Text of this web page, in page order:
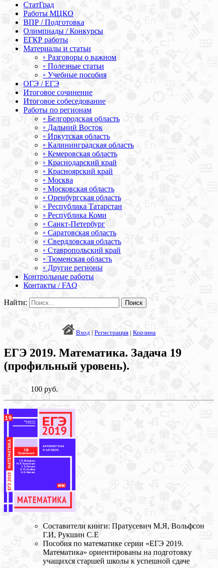
СтатГрад
Работы МЦКО
ВПР / Подготовка
Олимпиады / Конкурсы
ЕГКР работы
Материалы и статьи
◦ Разговоры о важном
◦ Полезные статьи
◦ Учебные пособия
ОГЭ / ЕГЭ
Итоговое сочинение
Итоговое собеседование
Работы по регионам
◦ Белгородская область
◦ Дальний Восток
◦ Иркутская область
◦ Калининградская область
◦ Кемеровская область
◦ Краснодарский край
◦ Красноярский край
◦ Москва
◦ Московская область
◦ Оренбургская область
◦ Республика Татарстан
◦ Республика Коми
◦ Санкт-Петербург
◦ Саратовская область
◦ Свердловская область
◦ Ставропольский край
◦ Тюменская область
◦ Другие регионы
Контрольные работы
Контакты / FAQ
Найти:
Вход | Регистрация | Корзина
ЕГЭ 2019. Математика. Задача 19
(профильный уровень).
100 руб.
Составители книги: Пратусевич М.Я, Вольфсон
Г.И, Рукшин С.Е
Пособия по математике серии «ЕГЭ 2019.
Математика» ориентированы на подготовку
учащихся старшей школы к успешной сдаче